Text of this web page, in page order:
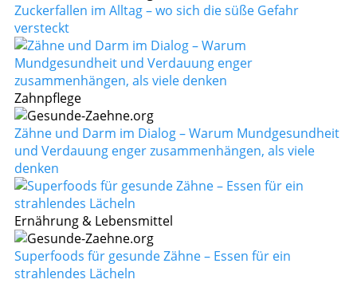
Zuckerfallen im Alltag – wo sich die süße Gefahr
versteckt
Zahnpflege
Zähne und Darm im Dialog – Warum Mundgesundheit
und Verdauung enger zusammenhängen, als viele
denken
Ernährung & Lebensmittel
Superfoods für gesunde Zähne – Essen für ein
strahlendes Lächeln